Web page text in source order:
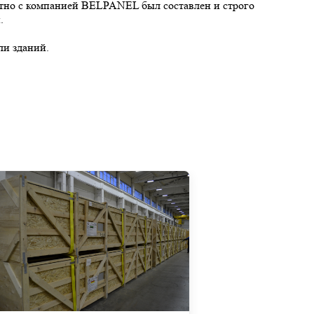
с компанией BELPANEL был составлен и строго
зданий.